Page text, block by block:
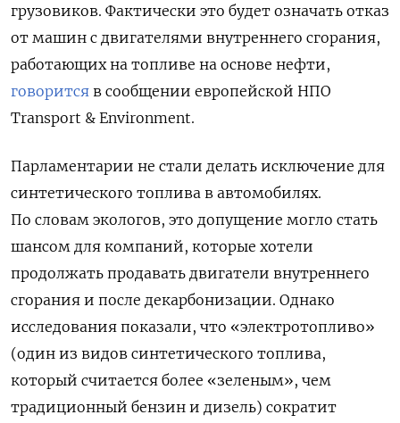
грузовиков. Фактически это будет означать отказ
от машин с двигателями внутреннего сгорания,
работающих на топливе на основе нефти,
говорится в сообщении европейской НПО
Transport & Environment.
Парламентарии не стали делать исключение для
синтетического топлива в автомобилях.
По словам экологов, это допущение могло стать
шансом для компаний, которые хотели
продолжать продавать двигатели внутреннего
сгорания и после декарбонизации. Однако
исследования показали, что «электротопливо»
(один из видов синтетического топлива,
который считается более «зеленым», чем
традиционный бензин и дизель) сократит